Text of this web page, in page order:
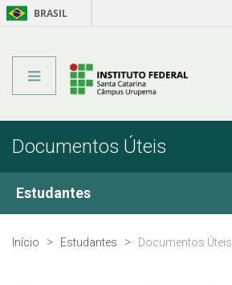
BRASIL
Documentos Úteis
Estudantes
Bibliotecas
Início Estudantes Documentos Úteis